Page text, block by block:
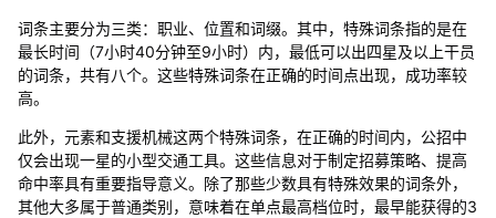
词条主要分为三类：职业、位置和词缀。其中，特殊词条指的是在
最长时间（7小时40分钟至9小时）内，最低可以出四星及以上干员
的词条，共有八个。这些特殊词条在正确的时间点出现，成功率较
高。
此外，元素和支援机械这两个特殊词条，在正确的时间内，公招中
仅会出现一星的小型交通工具。这些信息对于制定招募策略、提高
命中率具有重要指导意义。除了那些少数具有特殊效果的词条外，
其他大多属于普通类别，意味着在单点最高档位时，最早能获得的3